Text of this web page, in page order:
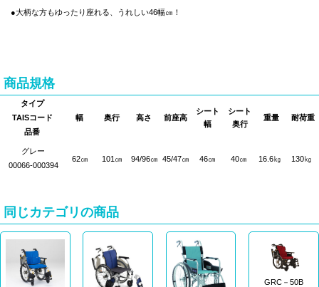
●大柄な方もゆったり座れる、うれしい46幅㎝！
商品規格
タイプ
幅
奥行 高さ 前座高
シート
幅
シート
奥行
重量 耐荷重
TAISコード
品番
グレー
62㎝
101㎝ 94/96㎝ 45/47㎝ 46㎝ 40㎝ 16.6㎏ 130㎏
00066-000394
同じカテゴリの商品
GRC－50B